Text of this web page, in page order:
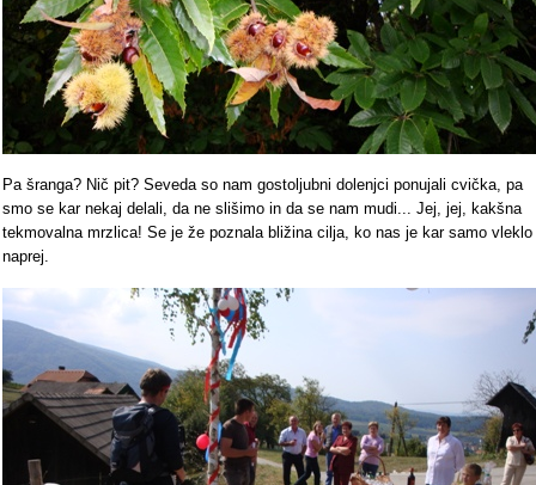
Pa šranga? Nič pit? Seveda so nam gostoljubni dolenjci ponujali cvička, pa
smo se kar nekaj delali, da ne slišimo in da se nam mudi... Jej, jej, kakšna
tekmovalna mrzlica! Se je že poznala bližina cilja, ko nas je kar samo vleklo
naprej.